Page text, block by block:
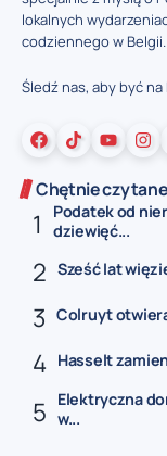
lokalnych
codziennego w Belgii.
Śledź nas, aby być
Chętnie
Podatek od
dziewięć...
Sześć lat
Colruyt
Hasselt
Elektryczna
w...